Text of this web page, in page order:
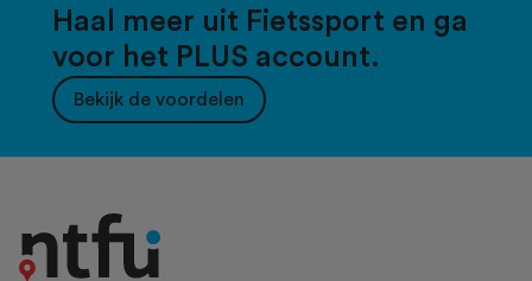
Haal meer uit Fietssport en ga
voor het PLUS account.
Bekijk de voordelen